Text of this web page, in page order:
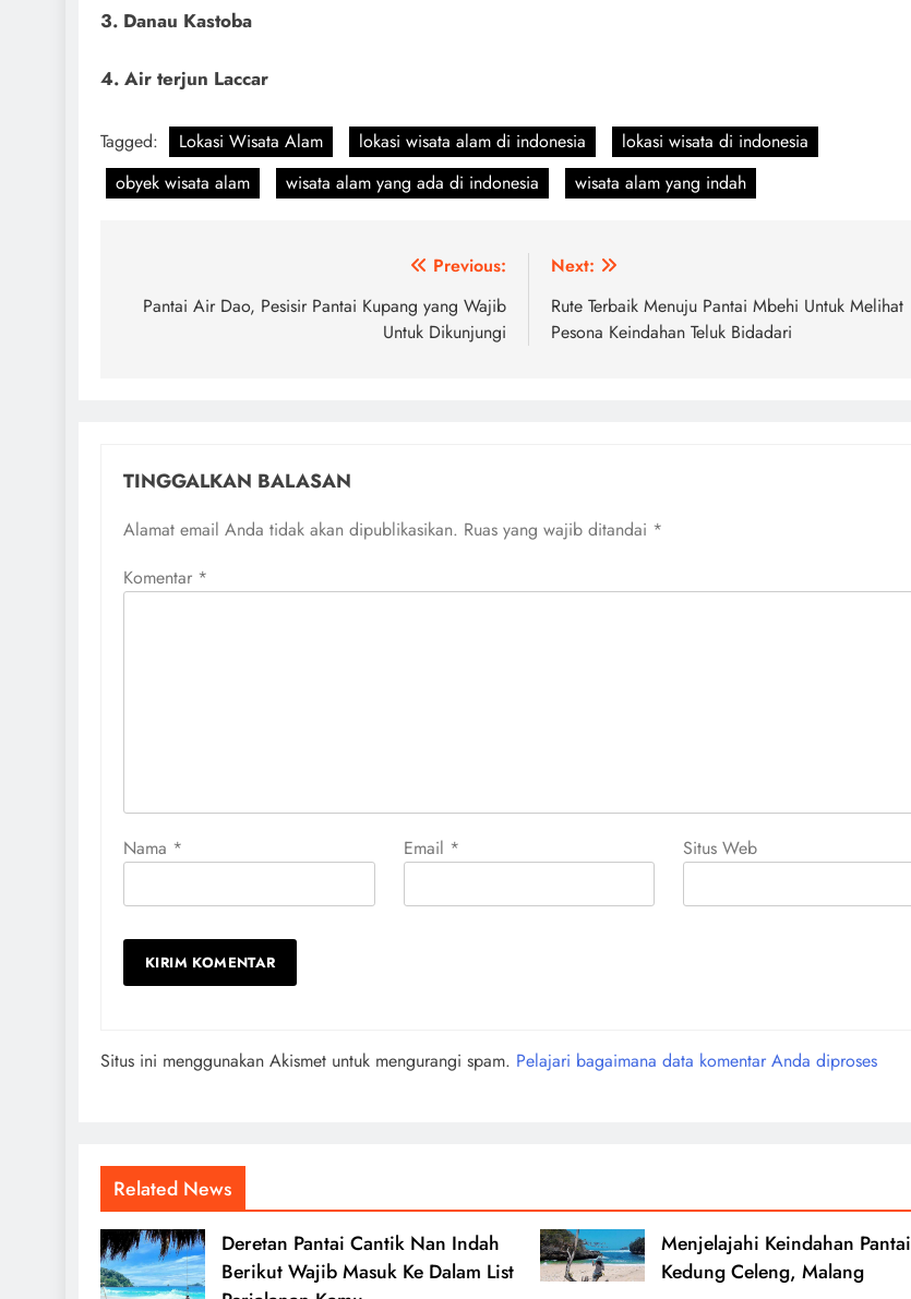
3. Danau Kastoba
4. Air terjun Laccar
Tagged: Lokasi Wisata Alam lokasi wisata alam di indonesia
lokasi wisata di indonesia
obyek wisata alam
wisata alam yang ada di indonesia wisata alam yang indah
pos
Previous:
Pantai Air Dao, Pesisir Pantai Kupang yang Wajib
Untuk Dikunjungi
Next:
Rute Terbaik Menuju Pantai Mbehi Untuk Melihat
Pesona Keindahan Teluk Bidadari
TINGGALKAN BALASAN
Alamat email Anda tidak akan dipublikasikan. Ruas yang wajib ditandai *
Komentar *
Nama * Email * Situs Web
Situs ini menggunakan Akismet untuk mengurangi spam. Pelajari bagaimana data komentar Anda diproses
Related News
Deretan Pantai Cantik Nan Indah
Berikut Wajib Masuk Ke Dalam List
Menjelajahi Keindahan Pantai
Kedung Celeng, Malang